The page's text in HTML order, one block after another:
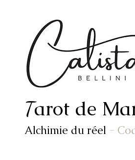
Tarot de
Alchimie du réel -